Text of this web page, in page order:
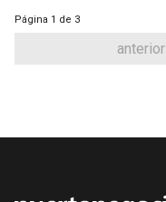
Página 1 de 3
anterior